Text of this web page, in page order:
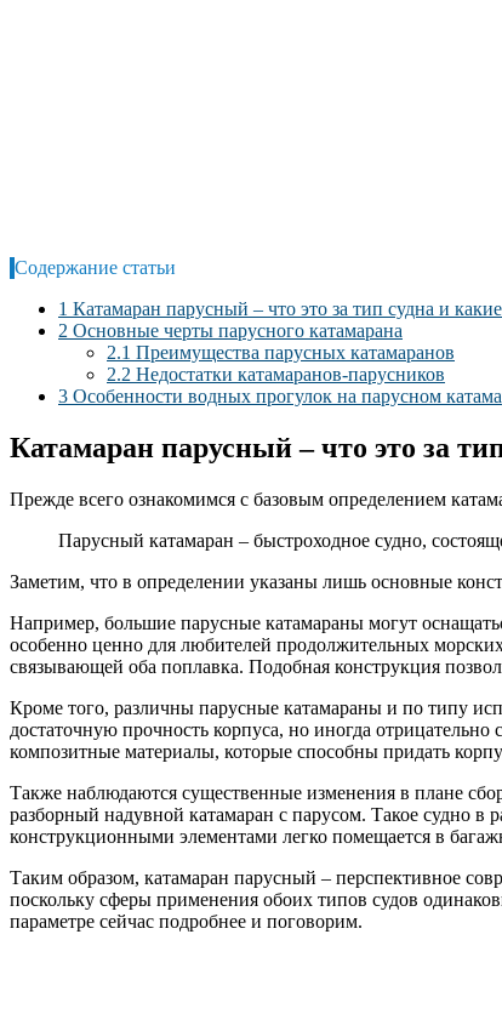
Содержание статьи
1 Катамаран парусный – что это за тип судна и
2 Основные черты парусного катамарана
2.1 Преимущества парусных катамаранов
2.2 Недостатки катамаранов-парусников
3 Особенности водных прогулок на парусном
Катамаран парусный – что это за
Прежде всего ознакомимся с базовым определением
Парусный катамаран – быстроходное судно,
Заметим, что в определении указаны лишь основные
Например, большие парусные катамараны могут
особенно ценно для любителей продолжительных
связывающей оба поплавка. Подобная конструкция
Кроме того, различны парусные катамараны и по типу
достаточную прочность корпуса, но иногда
композитные материалы, которые способны придать
Также наблюдаются существенные изменения в плане
разборный надувной катамаран с парусом. Такое судно в
конструкционными элементами легко помещается в
Таким образом, катамаран парусный – перспективное
поскольку сферы применения обоих типов судов
параметре сейчас подробнее и поговорим.